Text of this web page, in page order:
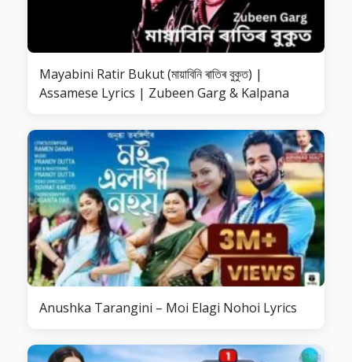
Mayabini Ratir Bukut (মায়াবিনি ৰাতিৰ বুকুত) |
Assamese Lyrics | Zubeen Garg & Kalpana
Anushka Tarangini – Moi Elagi Nohoi Lyrics